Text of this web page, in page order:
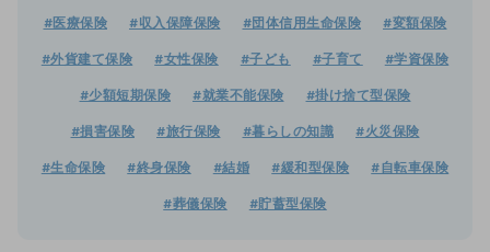
#医療保険 #収入保障保険 #団体信用生命保険 #変額保険
#外貨建て保険 #女性保険 #子ども #子育て #学資保険
#少額短期保険 #就業不能保険 #掛け捨て型保険
#損害保険 #旅行保険 #暮らしの知識 #火災保険
#生命保険 #終身保険 #結婚 #緩和型保険 #自転車保険
#葬儀保険 #貯蓄型保険